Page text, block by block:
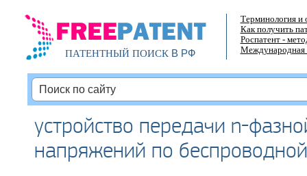
ПАТЕНТНЫЙ ПОИСКВ РФ
Терминология и
Как получить
Роспатент -
Международная
устройство передачи n-
напряжений по